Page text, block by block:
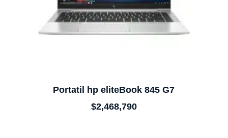
Portatil hp eliteBook 845 G7
$2,468,790